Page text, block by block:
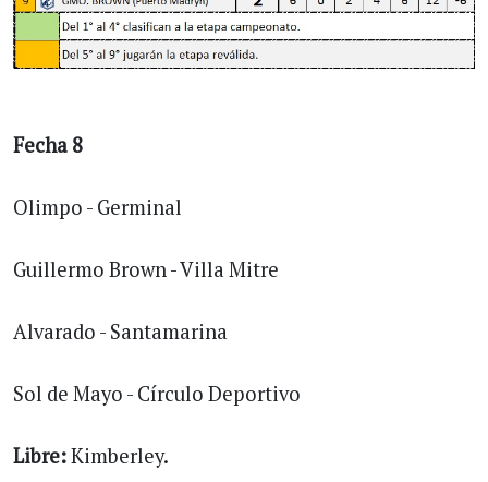
Fecha 8
Olimpo - Germinal
Guillermo Brown - Villa Mitre
Alvarado - Santamarina
Sol de Mayo - Círculo Deportivo
Libre:Kimberley.